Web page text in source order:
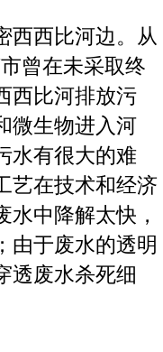
西西比河边。从
曾在未采取终
西比河排放污
微生物进入河
水有很大的难
艺在技术和经济
中降解太快，
由于废水的透明
透废水杀死细